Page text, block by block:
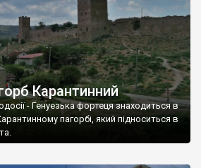
Карантинний
- Генуезька фортеця знаходиться в
пагорбі, який підноситься в